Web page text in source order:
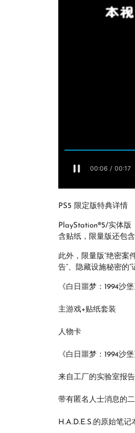
PS5 限定版特典详情
PlayStation®5/实体版
含贴纸，限量版还包
此外，限量版“绝密案
告”、隐藏设施秘密的
《白日噩梦：1994沙
主游戏+贴纸套装
人物卡
《白日噩梦：1994沙
来自工厂的实验室报告
带有匿名人士消息的
H.A.D.E.S.的原始笔记